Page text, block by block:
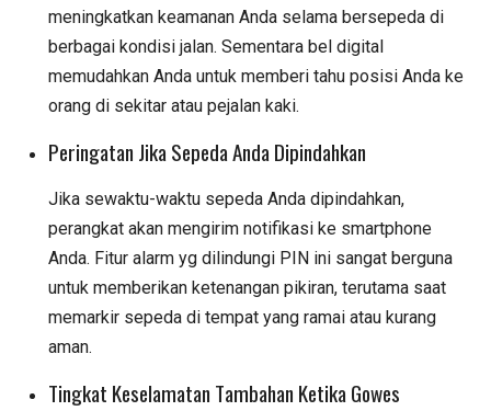
meningkatkan keamanan Anda selama bersepeda di
berbagai kondisi jalan. Sementara bel digital
memudahkan Anda untuk memberi tahu posisi Anda ke
orang di sekitar atau pejalan kaki.
Peringatan Jika Sepeda Anda Dipindahkan
Jika sewaktu-waktu sepeda Anda dipindahkan,
perangkat akan mengirim notifikasi ke smartphone
Anda. Fitur alarm yg dilindungi PIN ini sangat berguna
untuk memberikan ketenangan pikiran, terutama saat
memarkir sepeda di tempat yang ramai atau kurang
aman.
Tingkat Keselamatan Tambahan Ketika Gowes